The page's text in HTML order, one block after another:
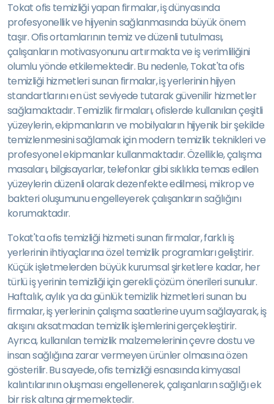
Tokat ofis temizliği yapan firmalar, iş dünyasında
profesyonellik ve hijyenin sağlanmasında büyük önem
taşır. Ofis ortamlarının temiz ve düzenli tutulması,
çalışanların motivasyonunu artırmakta ve iş verimliliğini
olumlu yönde etkilemektedir. Bu nedenle, Tokat'ta ofis
temizliği hizmetleri sunan firmalar, iş yerlerinin hijyen
standartlarını en üst seviyede tutarak güvenilir hizmetler
sağlamaktadır. Temizlik firmaları, ofislerde kullanılan çeşitli
yüzeylerin, ekipmanların ve mobilyaların hijyenik bir şekilde
temizlenmesini sağlamak için modern temizlik teknikleri ve
profesyonel ekipmanlar kullanmaktadır. Özellikle, çalışma
masaları, bilgisayarlar, telefonlar gibi sıklıkla temas edilen
yüzeylerin düzenli olarak dezenfekte edilmesi, mikrop ve
bakteri oluşumunu engelleyerek çalışanların sağlığını
korumaktadır.
Tokat'ta ofis temizliği hizmeti sunan firmalar, farklı iş
yerlerinin ihtiyaçlarına özel temizlik programları geliştirir.
Küçük işletmelerden büyük kurumsal şirketlere kadar, her
türlü iş yerinin temizliği için gerekli çözüm önerileri sunulur.
Haftalık, aylık ya da günlük temizlik hizmetleri sunan bu
firmalar, iş yerlerinin çalışma saatlerine uyum sağlayarak, iş
akışını aksatmadan temizlik işlemlerini gerçekleştirir.
Ayrıca, kullanılan temizlik malzemelerinin çevre dostu ve
insan sağlığına zarar vermeyen ürünler olmasına özen
gösterilir. Bu sayede, ofis temizliği esnasında kimyasal
kalıntılarının oluşması engellenerek, çalışanların sağlığı ek
bir risk altına girmemektedir.